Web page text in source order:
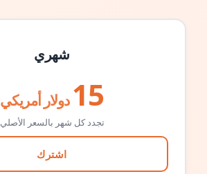
شهري
15 دولار أمريكي
تجدد كل شهر بالسعر الأصلي
اشترك